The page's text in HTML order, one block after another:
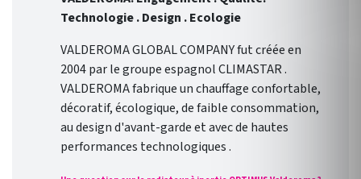
Technologie . Design . Ecologie
VALDEROMA GLOBAL COMPANY fut créée en
2004 par le groupe espagnol CLIMASTAR .
VALDEROMA fabrique un chauffage confortable,
décoratif, écologique, de faible consommation,
au design d'avant-garde et avec de hautes
performances technologiques .